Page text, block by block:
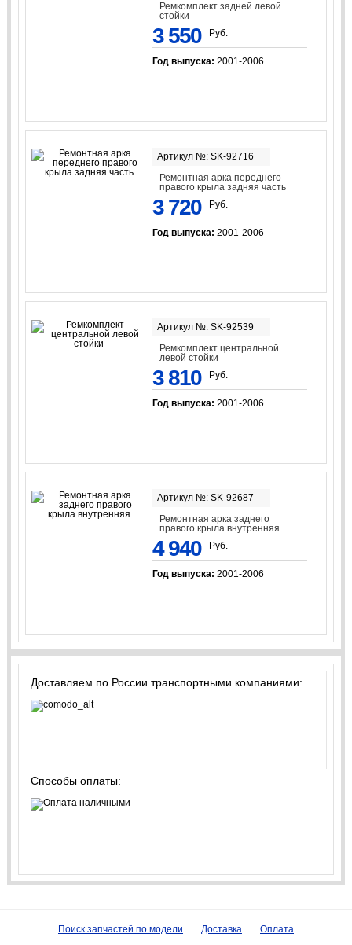
Ремкомплект задней левой
стойки
3 550 Руб.
Год выпуска: 2001-2006
Артикул №: SK-92716
Ремонтная арка переднего
правого крыла задняя часть
3 720 Руб.
Год выпуска: 2001-2006
Артикул №: SK-92539
Ремкомплект центральной
левой стойки
3 810 Руб.
Год выпуска: 2001-2006
Артикул №: SK-92687
Ремонтная арка заднего
правого крыла внутренняя
4 940 Руб.
Год выпуска: 2001-2006
Доставляем по России транспортными компаниями:
Способы оплаты:
Поиск запчастей по модели Доставка Оплата